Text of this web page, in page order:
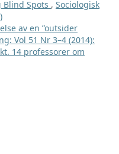
Blind Spots , Sociologisk
av en ”outsider
Vol 51 Nr 3–4 (2014):
14 professorer om